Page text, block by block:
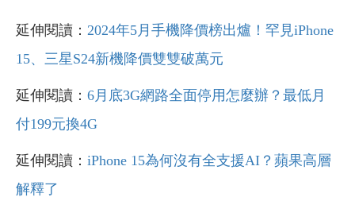
延伸閱讀： 2024年5月手機降價榜出爐！罕見iPhone
15、三星S24新機降價雙雙破萬元
延伸閱讀： 6月底3G網路全面停用怎麼辦？最低月
付199元換4G
延伸閱讀： iPhone 15為何沒有全支援AI？蘋果高層
解釋了